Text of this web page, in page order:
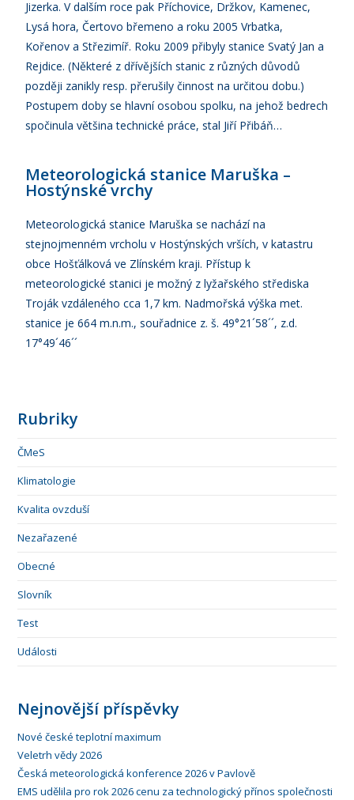
Jizerka. V dalším roce pak Příchovice, Držkov, Kamenec,
Lysá hora, Čertovo břemeno a roku 2005 Vrbatka,
Kořenov a Střezimíř. Roku 2009 přibyly stanice Svatý Jan a
Rejdice. (Některé z dřívějších stanic z různých důvodů
později zanikly resp. přerušily činnost na určitou dobu.)
Postupem doby se hlavní osobou spolku, na jehož bedrech
spočinula většina technické práce, stal Jiří Přibáň…
Meteorologická stanice Maruška –
Hostýnské vrchy
Meteorologická stanice Maruška se nachází na
stejnojmenném vrcholu v Hostýnských vrších, v katastru
obce Hošťálková ve Zlínském kraji. Přístup k
meteorologické stanici je možný z lyžařského střediska
Troják vzdáleného cca 1,7 km. Nadmořská výška met.
stanice je 664 m.n.m., souřadnice z. š. 49°21´58´´, z.d.
17°49´46´´
Rubriky
ČMeS
Klimatologie
Kvalita ovzduší
Nezařazené
Obecné
Slovník
Test
Události
Nejnovější příspěvky
Nové české teplotní maximum
Veletrh vědy 2026
Česká meteorologická konference 2026 v Pavlově
EMS udělila pro rok 2026 cenu za technologický přínos společnosti